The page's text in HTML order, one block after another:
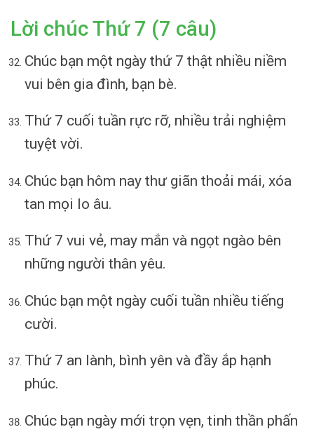
Lời chúc Thứ 7 (7 câu)
Chúc bạn một ngày thứ 7 thật nhiều niềm
vui bên gia đình, bạn bè.
Thứ 7 cuối tuần rực rỡ, nhiều trải nghiệm
tuyệt vời.
Chúc bạn hôm nay thư giãn thoải mái, xóa
tan mọi lo âu.
Thứ 7 vui vẻ, may mắn và ngọt ngào bên
những người thân yêu.
Chúc bạn một ngày cuối tuần nhiều tiếng
cười.
Thứ 7 an lành, bình yên và đầy ắp hạnh
phúc.
Chúc bạn ngày mới trọn vẹn, tinh thần phấn